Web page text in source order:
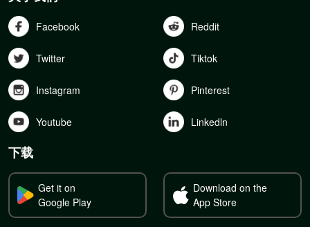
Facebook Reddit
Twitter Tiktok
Instagram Pinterest
Youtube Linkedln
下载
Get it on
Google Play
Download on the
App Store